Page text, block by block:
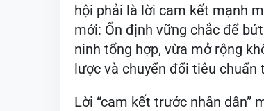
hội phải là lời cam kết mạnh
mới: Ổn định vững chắc để
ninh tổng hợp, vừa mở rộng
lược và chuyển đổi tiêu chuẩn
Lời “cam kết trước nhân dân”